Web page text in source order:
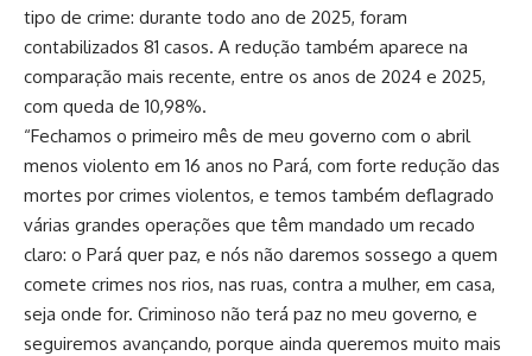
tipo de crime: durante todo ano de 2025, foram
contabilizados 81 casos. A redução também aparece na
comparação mais recente, entre os anos de 2024 e 2025,
com queda de 10,98%.
“Fechamos o primeiro mês de meu governo com o abril
menos violento em 16 anos no Pará, com forte redução das
mortes por crimes violentos, e temos também deflagrado
várias grandes operações que têm mandado um recado
claro: o Pará quer paz, e nós não daremos sossego a quem
comete crimes nos rios, nas ruas, contra a mulher, em casa,
seja onde for. Criminoso não terá paz no meu governo, e
seguiremos avançando, porque ainda queremos muito mais